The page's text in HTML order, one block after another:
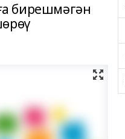
бирешмәгән